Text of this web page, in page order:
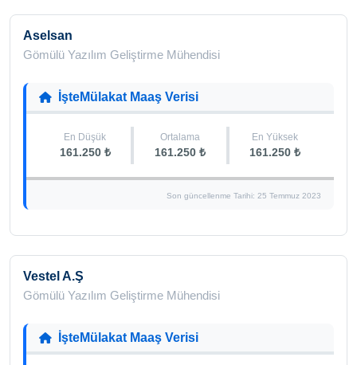
Aselsan
Gömülü Yazılım Geliştirme Mühendisi
İşteMülakat Maaş Verisi
En Düşük
161.250 ₺
Ortalama
161.250 ₺
En Yüksek
161.250 ₺
Son güncellenme Tarihi: 25 Temmuz 2023
Vestel A.Ş
Gömülü Yazılım Geliştirme Mühendisi
İşteMülakat Maaş Verisi